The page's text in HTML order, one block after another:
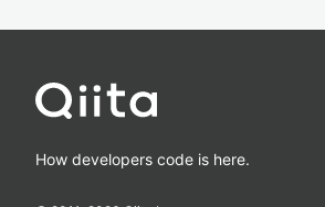
How developers code is here.